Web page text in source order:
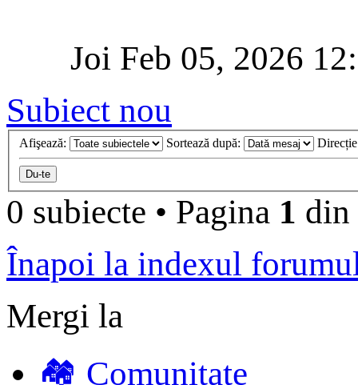
Joi Feb 05, 2026
Subiect nou
Afişează: Sortează după:
0 subiecte • Pagina 1 din
Înapoi la indexul
Mergi la
🏘️ Comunitate